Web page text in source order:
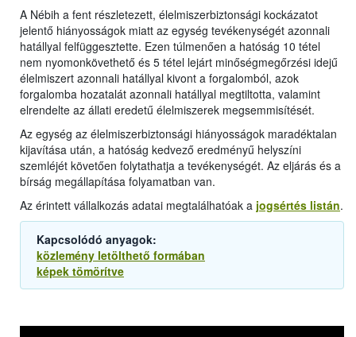
A Nébih a fent részletezett, élelmiszerbiztonsági kockázatot
jelentő hiányosságok miatt az egység tevékenységét azonnali
hatállyal felfüggesztette. Ezen túlmenően a hatóság 10 tétel
nem nyomonkövethető és 5 tétel lejárt minőségmegőrzési idejű
élelmiszert azonnali hatállyal kivont a forgalomból, azok
forgalomba hozatalát azonnali hatállyal megtiltotta, valamint
elrendelte az állati eredetű élelmiszerek megsemmisítését.
Az egység az élelmiszerbiztonsági hiányosságok maradéktalan
kijavítása után, a hatóság kedvező eredményű helyszíni
szemléjét követően folytathatja a tevékenységét. Az eljárás és a
bírság megállapítása folyamatban van.
Az érintett vállalkozás adatai megtalálhatóak a jogsértés listán.
Kapcsolódó anyagok:
közlemény letölthető formában
képek tömörítve